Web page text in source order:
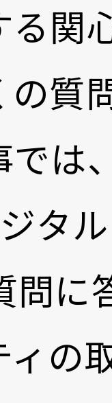
関
質
は
タ
問に
の